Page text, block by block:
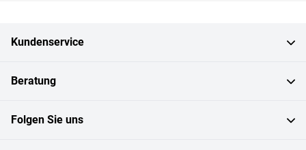
Kundenservice
Beratung
Folgen Sie uns